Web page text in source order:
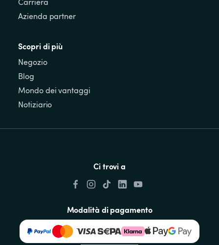
Azienda partner
Scopri di più
Negozio
Blog
Mondo dei vantaggi
Notiziario
Ci trovi a
Modalità di pagamento